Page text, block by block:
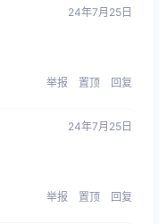
24年7月25日
举报 置顶 回复
24年7月25日
举报 置顶 回复